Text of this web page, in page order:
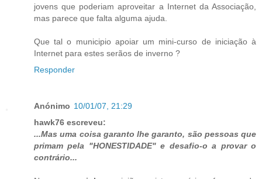
jovens que poderiam aproveitar a Internet da Associação,
mas parece que falta alguma ajuda.
Que tal o municipio apoiar um mini-curso de iniciação à
Internet para estes serãos de inverno ?
Responder
Anónimo 10/01/07, 21:29
hawk76 escreveu:
...Mas uma coisa garanto lhe garanto, são pessoas que
primam pela "HONESTIDADE" e desafio-o a provar o
contrário...